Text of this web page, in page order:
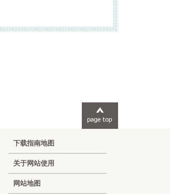
下载指南地图
关于网站使用
网站地图